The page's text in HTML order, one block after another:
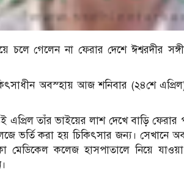
চলে গেলেন না ফেরার দেশে ঈশ্বরদীর
অবস্হায় আজ শনিবার (২৪শে
এপ্রিল তাঁর ভাইয়ের লাশ দেখে বাড়ি
ভর্তি করা হয় চিকিৎসার জন্য। সেখানে
কলেজ হাসপাতালে নিয়ে যাওয়া